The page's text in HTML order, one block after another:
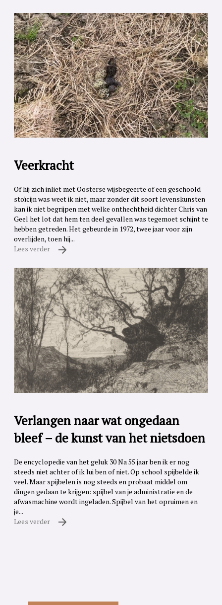
Veerkracht
Of hij zich inliet met Oosterse wijsbegeerte of een geschoold
stoïcijn was weet ik niet, maar zonder dit soort levenskunsten
kan ik niet begrijpen met welke onthechtheid dichter Chris van
Geel het lot dat hem ten deel gevallen was tegemoet schijnt te
hebben getreden. Het gebeurde in 1972, twee jaar voor zijn
overlijden, toen hij...
Lees verder
Verlangen naar wat ongedaan
bleef – de kunst van het nietsdoen
De encyclopedie van het geluk 30 Na 55 jaar ben ik er nog
steeds niet achter of ik lui ben of niet. Op school spijbelde ik
veel. Maar spijbelen is nog steeds en probaat middel om
dingen gedaan te krijgen: spijbel van je administratie en de
afwasmachine wordt ingeladen. Spijbel van het opruimen en
je...
Lees verder